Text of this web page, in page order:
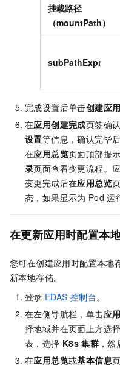
挂载路径
（mountPath）
subPathExpr
完成设置后单击创建应用
在应用创建完成页签确
设置等信息，确认完毕
在应用总览页面顶部提
录页面查看变更流程。
变更完成后在应用总览
态，如果显示为 Pod 运
在更新应用时配置本
您可在创建应用时配置本地
新本地存储。
登录 EDAS 控制台。
在左侧导航栏，单击应
择地域并在页面上方选择
表，选择 K8s 集群 ，
在应用总览或基本信息